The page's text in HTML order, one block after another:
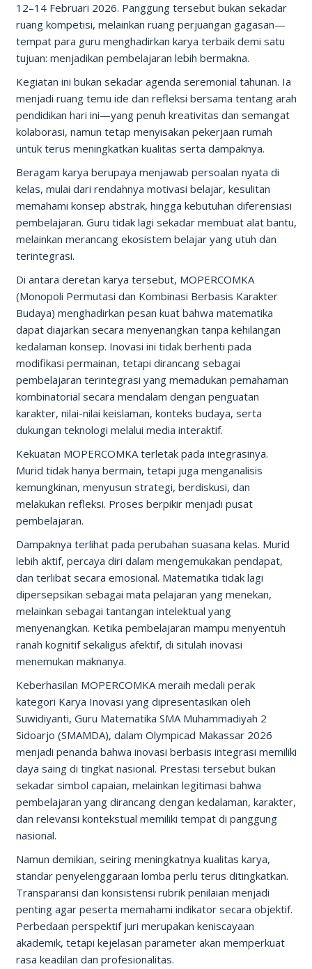
12–14 Februari 2026. Panggung tersebut bukan sekadar
ruang kompetisi, melainkan ruang perjuangan gagasan—
tempat para guru menghadirkan karya terbaik demi satu
tujuan: menjadikan pembelajaran lebih bermakna.
Kegiatan ini bukan sekadar agenda seremonial tahunan. Ia
menjadi ruang temu ide dan refleksi bersama tentang arah
pendidikan hari ini—yang penuh kreativitas dan semangat
kolaborasi, namun tetap menyisakan pekerjaan rumah
untuk terus meningkatkan kualitas serta dampaknya.
Beragam karya berupaya menjawab persoalan nyata di
kelas, mulai dari rendahnya motivasi belajar, kesulitan
memahami konsep abstrak, hingga kebutuhan diferensiasi
pembelajaran. Guru tidak lagi sekadar membuat alat bantu,
melainkan merancang ekosistem belajar yang utuh dan
terintegrasi.
Di antara deretan karya tersebut, MOPERCOMKA
(Monopoli Permutasi dan Kombinasi Berbasis Karakter
Budaya) menghadirkan pesan kuat bahwa matematika
dapat diajarkan secara menyenangkan tanpa kehilangan
kedalaman konsep. Inovasi ini tidak berhenti pada
modifikasi permainan, tetapi dirancang sebagai
pembelajaran terintegrasi yang memadukan pemahaman
kombinatorial secara mendalam dengan penguatan
karakter, nilai-nilai keislaman, konteks budaya, serta
dukungan teknologi melalui media interaktif.
Kekuatan MOPERCOMKA terletak pada integrasinya.
Murid tidak hanya bermain, tetapi juga menganalisis
kemungkinan, menyusun strategi, berdiskusi, dan
melakukan refleksi. Proses berpikir menjadi pusat
pembelajaran.
Dampaknya terlihat pada perubahan suasana kelas. Murid
lebih aktif, percaya diri dalam mengemukakan pendapat,
dan terlibat secara emosional. Matematika tidak lagi
dipersepsikan sebagai mata pelajaran yang menekan,
melainkan sebagai tantangan intelektual yang
menyenangkan. Ketika pembelajaran mampu menyentuh
ranah kognitif sekaligus afektif, di situlah inovasi
menemukan maknanya.
Keberhasilan MOPERCOMKA meraih medali perak
kategori Karya Inovasi yang dipresentasikan oleh
Suwidiyanti, Guru Matematika SMA Muhammadiyah 2
Sidoarjo (SMAMDA), dalam Olympicad Makassar 2026
menjadi penanda bahwa inovasi berbasis integrasi memiliki
daya saing di tingkat nasional. Prestasi tersebut bukan
sekadar simbol capaian, melainkan legitimasi bahwa
pembelajaran yang dirancang dengan kedalaman, karakter,
dan relevansi kontekstual memiliki tempat di panggung
nasional.
Namun demikian, seiring meningkatnya kualitas karya,
standar penyelenggaraan lomba perlu terus ditingkatkan.
Transparansi dan konsistensi rubrik penilaian menjadi
penting agar peserta memahami indikator secara objektif.
Perbedaan perspektif juri merupakan keniscayaan
akademik, tetapi kejelasan parameter akan memperkuat
rasa keadilan dan profesionalitas.